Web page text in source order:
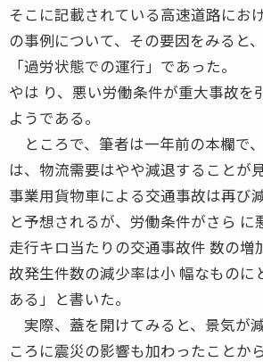
そこに記載されている高速道路にお
の事例について、その要因をみると
「過労状態での運行」であった。
やは り、悪い労働条件が重大事故を
ようである。
ところで、筆者は一年前の本欄で
は、物流需要はやや減退することが
事業用貨物車による交通事故は再び
と予想されるが、労働条件がさら に
走行キロ当たりの交通事故件 数の増
故発生件数の減少率は小 幅なものに
ある」と書いた。
実際、蓋を開けてみると、景気が
ころに震災の影響も加わったことか